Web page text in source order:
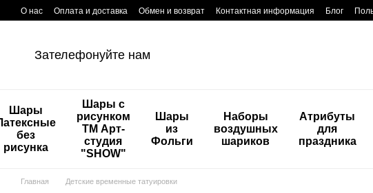
Перейти к основному контенту
О нас Оплата и доставка Обмен и возврат Контактная информация Блог
Зателефонуйте нам
Шары
без
рисунка
Шары с
рисунком
ТМ Арт-
студия
"SHOW"
Шары
из
Фольги
Наборы
воздушных
шариков
Атрибуты
для
праздника
Главная Детские временные татуировки